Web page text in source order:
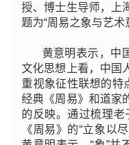
授、博士生导师，上
题为“周易之象与艺术
黄意明表示，中
文化思想上看，中国
重视象征性联想的特
经典《周易》和道家
的反映。通过梳理老
《周易》的“立象以